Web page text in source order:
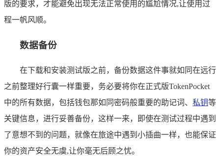
版的要求，才能避免出现无法正常使用的尴尬情况,让使用过
程一帆风顺。
数据备份
在下载和安装测试版之前，备份数据这件事就如同在远行
之前整理好行囊一样重要，务必要将你在正式版TokenPocket
中的所有数据，包括钱包那如同密码般重要的助记词、 私钥等
关键信息，进行妥善备份，这样一来，即使在测试过程中遇到
了意想不到的问题，就像在旅途中遇到小插曲一样，也能保证
你的资产安全无虞,让你毫无后顾之忧。